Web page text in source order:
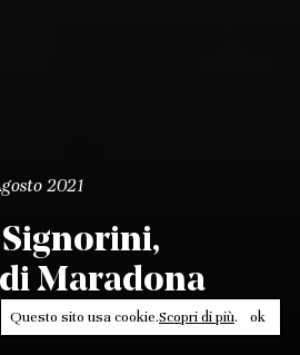
2021
Maradona
Questo sito usa cookie.Scopri di più. ok